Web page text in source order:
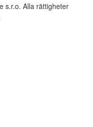
s.r.o. Alla rättigheter